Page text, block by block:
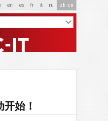
en es fr it ru zh-cn
始！